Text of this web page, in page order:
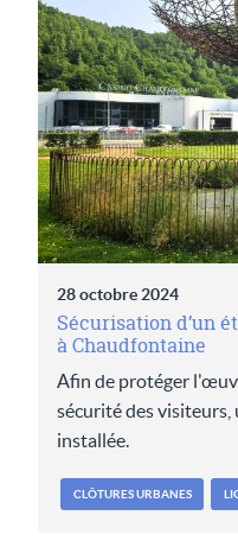
28 octobre 2024
Sécurisation d’un
à Chaudfontaine
Afin de protéger
sécurité des visiteurs,
installée.
CLÔTURES URBANES